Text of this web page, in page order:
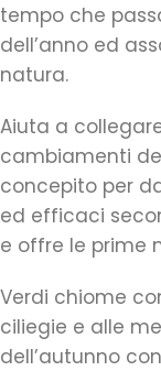
tempo che
dell’anno ed
natura.
Aiuta a
cambiamenti
concepito per
ed efficaci
e offre le prime
Verdi chiome
ciliegie e alle
dell’autunno